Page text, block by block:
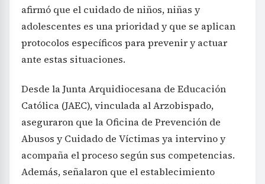
afirmó que el cuidado de niños, niñas y
adolescentes es una prioridad y que se aplican
protocolos específicos para prevenir y actuar
ante estas situaciones.
Desde la Junta Arquidiocesana de Educación
Católica (JAEC), vinculada al Arzobispado,
aseguraron que la Oficina de Prevención de
Abusos y Cuidado de Víctimas ya intervino y
acompaña el proceso según sus competencias.
Además, señalaron que el establecimiento